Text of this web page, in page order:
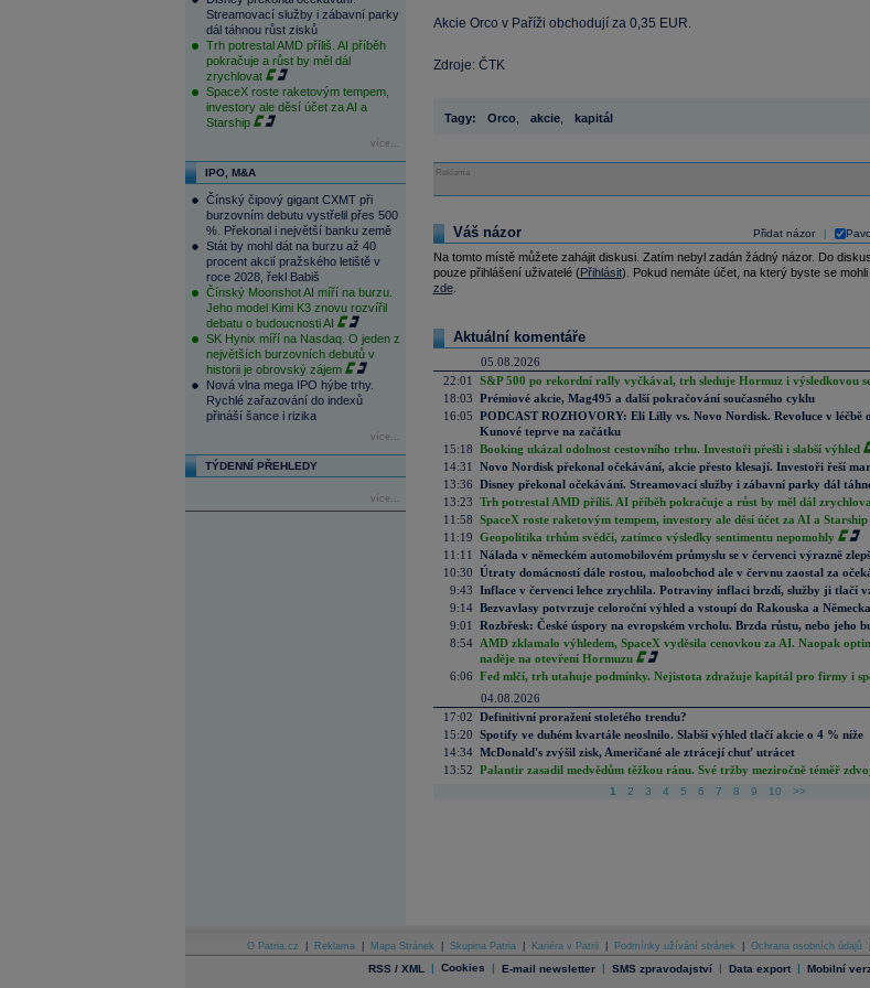
Streamovací služby i zábavní parky
dál táhnou růst zisků
Trh potrestal AMD příliš. AI příběh
pokračuje a růst by měl dál
zrychlovat
SpaceX roste raketovým tempem,
investory ale děsí účet za AI a
Starship
více...
IPO, M&A
Čínský čipový gigant CXMT při
burzovním debutu vystřelil přes 500
%. Překonal i největší banku země
Stát by mohl dát na burzu až 40
procent akcií pražského letiště v
roce 2028, řekl Babiš
Čínský Moonshot AI míří na burzu.
Jeho model Kimi K3 znovu rozvířil
debatu o budoucnosti AI
SK Hynix míří na Nasdaq. O jeden z
největších burzovních debutů v
historii je obrovský zájem
Nová vlna mega IPO hýbe trhy.
Rychlé zařazování do indexů
přináší šance i rizika
více...
TÝDENNÍ PŘEHLEDY
více...
Akcie Orco v Paříži obchodují za 0,35 EUR.
Zdroje: ČTK
Tagy: Orco, akcie, kapitál
Reklama
Přidat názor
Váš názor
Na tomto místě můžete zahájit diskusi. Zatím nebyl zadán žádný názor. Do
pouze přihlášení uživatelé (Přihlásit). Pokud nemáte účet, na který byste se
zde.
Aktuální komentáře
05.08.2026
22:01
S&P 500 po rekordní rally vyčkával, trh sleduje Hormuz i výsledkovou
18:03 Prémiové akcie, Mag495 a další pokračování současného cyklu
16:05 PODCAST ROZHOVORY: Eli Lilly vs. Novo Nordisk. Revoluce v léčbě
Kunové teprve na začátku
15:18 Booking ukázal odolnost cestovního trhu. Investoři přešli i slabší výhled
14:31
Novo Nordisk překonal očekávání, akcie přesto klesají. Investoři řeší
13:36 Disney překonal očekávání. Streamovací služby i zábavní parky dál
13:23 Trh potrestal AMD příliš. AI příběh pokračuje a růst by měl dál
11:58 SpaceX roste raketovým tempem, investory ale děsí účet za AI a Starship
11:19 Geopolitika trhům svědčí, zatímco výsledky sentimentu nepomohly
11:11
Nálada v německém automobilovém průmyslu se v červenci výrazně
10:30 Útraty domácností dále rostou, maloobchod ale v červnu zaostal za
9:43 Inflace v červenci lehce zrychlila. Potraviny inflaci brzdí, služby ji tlačí
9:14 Bezvavlasy potvrzuje celoroční výhled a vstoupí do Rakouska a Německa
9:01
Rozbřesk: České úspory na evropském vrcholu. Brzda růstu, nebo jeho
8:54
AMD zklamalo výhledem, SpaceX vyděsila cenovkou za AI. Naopak
naděje na otevření Hormuzu
6:06 Fed mlčí, trh utahuje podmínky. Nejistota zdražuje kapitál pro firmy i
04.08.2026
17:02 Definitivní proražení stoletého trendu?
15:20 Spotify ve duhém kvartále neoslnilo. Slabší výhled tlačí akcie o 4 % níže
14:34 McDonald's zvýšil zisk, Američané ale ztrácejí chuť utrácet
13:52 Palantir zasadil medvědům těžkou ránu. Své tržby meziročně téměř
1 2 3 4 5 6 7 8 9 10 >>
O Patria.cz Reklama Mapa Stránek Skupina Patria Kariéra v Patrii Podmínky užívání stránek Ochrana osobních údajů
RSS / XML | Cookies | E-mail newsletter | SMS zpravodajství | Data export | Mobilní